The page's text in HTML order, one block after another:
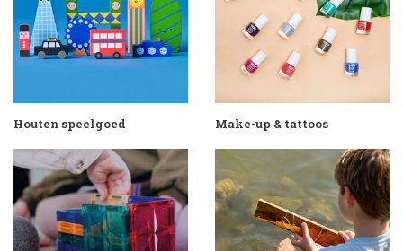
Houten speelgoed Make-up & tattoos